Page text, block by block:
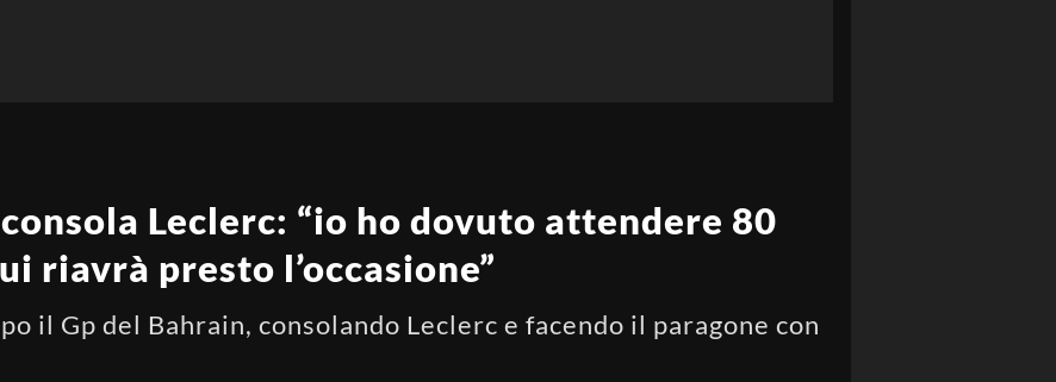
Leclerc: “io ho dovuto attendere 80
riavrà presto l’occasione”
il Gp del Bahrain, consolando Leclerc e facendo il paragone con